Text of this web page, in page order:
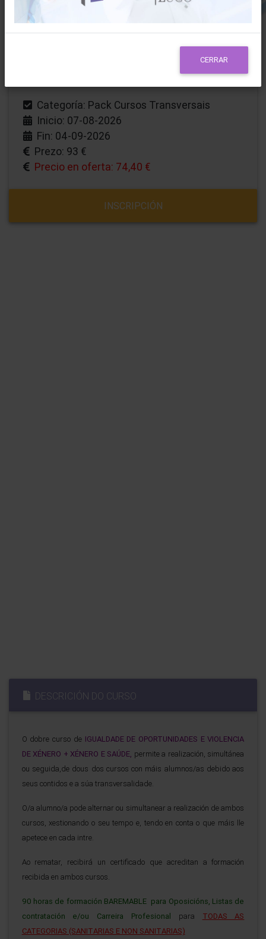
inmediato: el día indicado de finalización del curso ya
podrá descargarlo
DESCRICIÓN DO CURSO
O dobre curso de IGUALDADE DE OPORTUNIDADES E VIOLENCIA
DE XÉNERO + XÉNERO E SAÚDE, permite a realización, simultánea
ou seguida,de dous dos cursos con máis alumnos/as debido aos
seus contidos e a súa transversalidade.
O/a alumno/a pode alternar ou simultanear a realización de ambos
cursos, xestionando o seu tempo e, tendo en conta o que máis lle
apetece en cada intre.
Ao rematar, recibirá un certificado que acreditan a formación
recibida en ambos cursos.
90 horas de formación BAREMABLE para Oposicións, Listas de
contratación e/ou Carreira Profesional para TODAS AS
CATEGORIAS (SANITARIAS E NON SANITARIAS)
Categoría: Pack Cursos Transversais
Inicio: 07-08-2026
Fin: 04-09-2026
Prezo: 93 €
Precio en oferta: 74,40 €
INSCRIPCIÓN
CERRAR